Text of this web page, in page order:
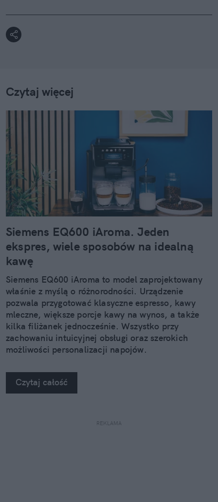
Czytaj więcej
Siemens EQ600 iAroma. Jeden
ekspres, wiele sposobów na idealną
kawę
Siemens EQ600 iAroma to model zaprojektowany
właśnie z myślą o różnorodności. Urządzenie
pozwala przygotować klasyczne espresso, kawy
mleczne, większe porcje kawy na wynos, a także
kilka filiżanek jednocześnie. Wszystko przy
zachowaniu intuicyjnej obsługi oraz szerokich
możliwości personalizacji napojów.
Czytaj całość
REKLAMA